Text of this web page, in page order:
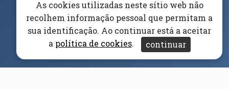
(abre em nova janela)
(abre em nova janela)
As cookies utilizadas neste sítio web não
recolhem informação pessoal que permitam a
sua identificação. Ao continuar está a aceitar
a política de cookies. continuar